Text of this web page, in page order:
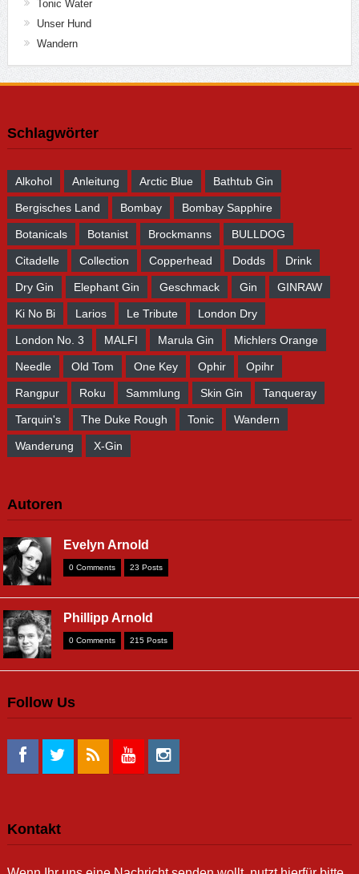
Tonic Water
Unser Hund
Wandern
Schlagwörter
Alkohol Anleitung Arctic Blue Bathtub Gin
Bergisches Land Bombay Bombay Sapphire
Botanicals Botanist Brockmanns BULLDOG
Citadelle Collection Copperhead Dodds Drink
Dry Gin Elephant Gin Geschmack Gin GINRAW
Ki No Bi Larios Le Tribute London Dry
London No. 3 MALFI Marula Gin Michlers Orange
Needle Old Tom One Key Ophir Opihr
Rangpur Roku Sammlung Skin Gin Tanqueray
Tarquin's The Duke Rough Tonic Wandern
Wanderung X-Gin
Autoren
Evelyn Arnold
0 Comments 23 Posts
Phillipp Arnold
0 Comments 215 Posts
Follow Us
Kontakt